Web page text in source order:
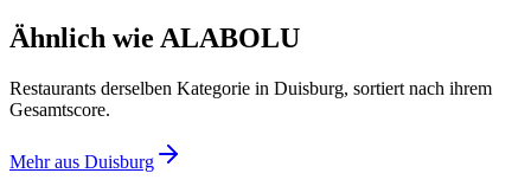
Ähnlich wie ALABOLU
Restaurants derselben Kategorie in Duisburg, sortiert nach ihrem
Gesamtscore.
Mehr aus Duisburg